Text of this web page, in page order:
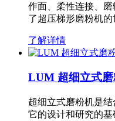
作面、柔性连接、
了超压梯形磨粉机
了解详情
LUM 超细立式
超细立式磨粉机是结
它的设计和研究的